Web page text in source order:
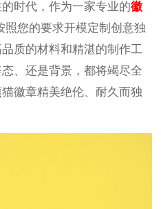
时代，作为一家专业的徽
照您的要求开模定制创意独
质的材料和精湛的制作工
、还是背景，都将竭尽全
徽章精美绝伦、耐久而独